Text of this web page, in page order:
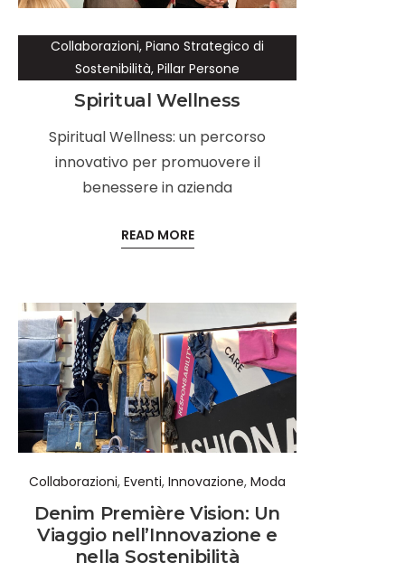
Collaborazioni, Piano Strategico di
Sostenibilità, Pillar Persone
Spiritual Wellness
Spiritual Wellness: un percorso
innovativo per promuovere il
benessere in azienda
READ MORE
Collaborazioni, Eventi, Innovazione, Moda
Denim Première Vision: Un
Viaggio nell’Innovazione e
nella Sostenibilità